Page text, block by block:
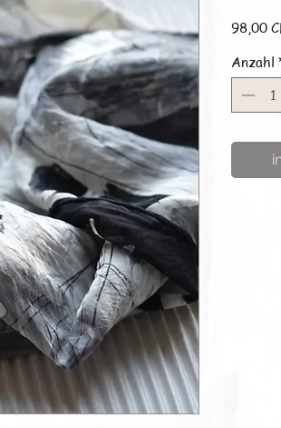
98,00
Anzahl